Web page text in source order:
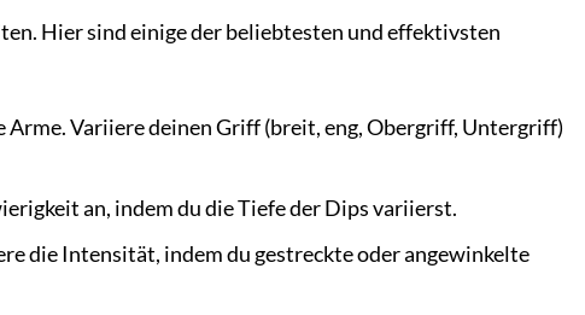
Hier sind einige der beliebtesten und effektivsten
Variiere deinen Griff (breit, eng, Obergriff, Untergriff)
an, indem du die Tiefe der Dips variierst.
die Intensität, indem du gestreckte oder angewinkelte